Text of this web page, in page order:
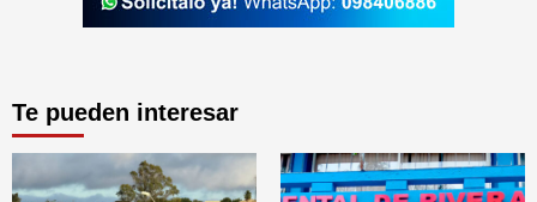
Te pueden interesar